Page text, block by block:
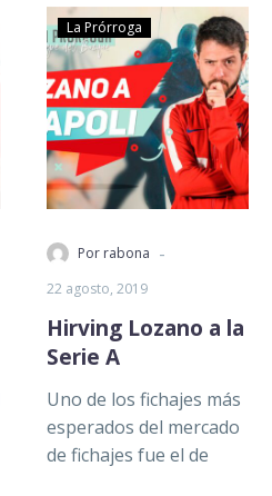
La Prórroga
Por rabona -
22 agosto, 2019
Hirving Lozano a la
Serie A
Uno de los fichajes más
esperados del mercado
de fichajes fue el de